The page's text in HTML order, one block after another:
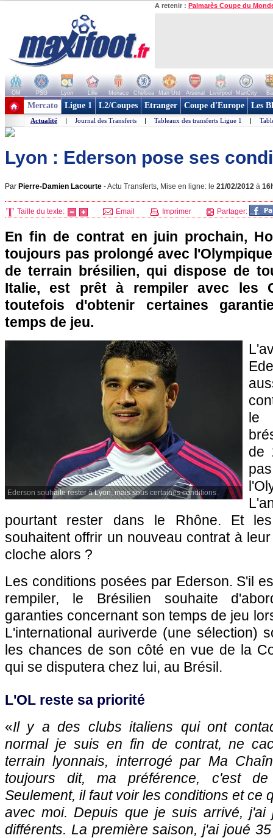
A retenir : Palmarès Coupe du
OM PSG Lyon Lille Monaco Chelsea Man Utd Arsenal Liverpool ManCity
+ de clubs
Mercato Ligue 1 L2/Coupes Etranger Coupe d'Europe Les
Actualité | Journal des Transferts | Tableaux des transferts Ligue 1 |
Lyon : Ederson pose ses
Par Pierre-Damien Lacourte -Actu Transferts, Mise en ligne: le 21/02/2012 à
Taille du texte: Email Imprimer Partager:
En fin de contrat en juin prochain,
toujours pas prolongé avec
de terrain brésilien, qui dispose de
Italie, est prêt à rempiler avec les
toutefois d'obtenir certaines
temps de jeu.
Ederson souhaite rester à Lyon, mais sous certaines conditions.
le
de
pourtant rester dans le Rhône. Et
souhaitent offrir un nouveau contrat à
cloche alors ?
Les conditions posées par Ederson. S'il
rempiler, le Brésilien souhaite
garanties concernant son temps de jeu
L'international auriverde (une sélection)
les chances de son côté en vue de la
qui se disputera chez lui, au Brésil.
L'OL reste sa priorité
«Il y a des clubs italiens qui ont
normal je suis en fin de contrat, ne
terrain lyonnais, interrogé par Ma
toujours dit, ma préférence, c'est
Seulement, il faut voir les conditions et ce
avec moi. Depuis que je suis arrivé, j'ai
différents. La première saison, j'ai joué